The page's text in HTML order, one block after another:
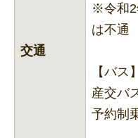
交通
※令和2
は不通
【バス】
産交バ
予約制